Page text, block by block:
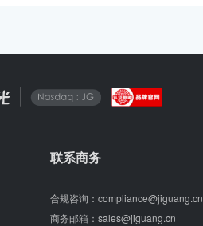
联系商务
合规咨询： compliance@jiguang.cn
商务邮箱： sales@jiguang.cn